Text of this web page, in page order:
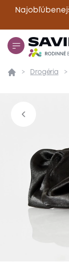
Prehľad
Drogéria